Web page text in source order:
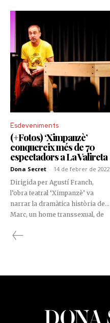
Esdeveniments
(+Fotos) ‘Ximpanzè’
conquereix més de 70
espectadors a La Valireta
Dona Secret - 14 de febrer de 2022
Dirigida per Agustí Franch,
l’obra teatral ‘Ximpanzè’ va
narrar la dramàtica història de
Marc, un home transsexual, de
Més de 70 persones van acudir a